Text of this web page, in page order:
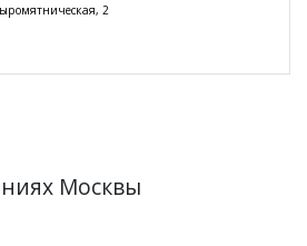
2
Москвы